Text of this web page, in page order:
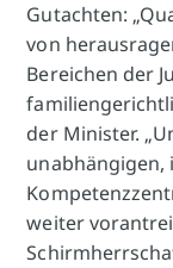
Gutachten:
von
Bereichen der
der Minister.
weiter